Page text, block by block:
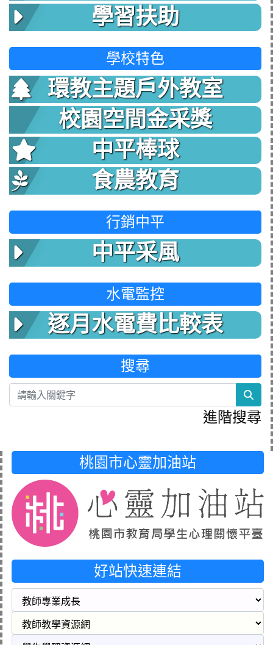
學習扶助
學校特色
環教主題戶外教室
校園空間金采獎
中平棒球
食農教育
行銷中平
中平采風
水電監控
逐月水電費比較表
搜尋
進階搜尋
桃園市心靈加油站
好站快速連結